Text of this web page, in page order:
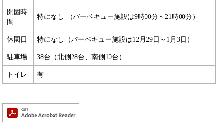
開園時
間
特になし （バーベキュー施設は9時00分～21時00分）
休園日 特になし（バーベキュー施設は12月29日～1月3日）
駐車場 38台（北側28台、南側10台）
トイレ 有